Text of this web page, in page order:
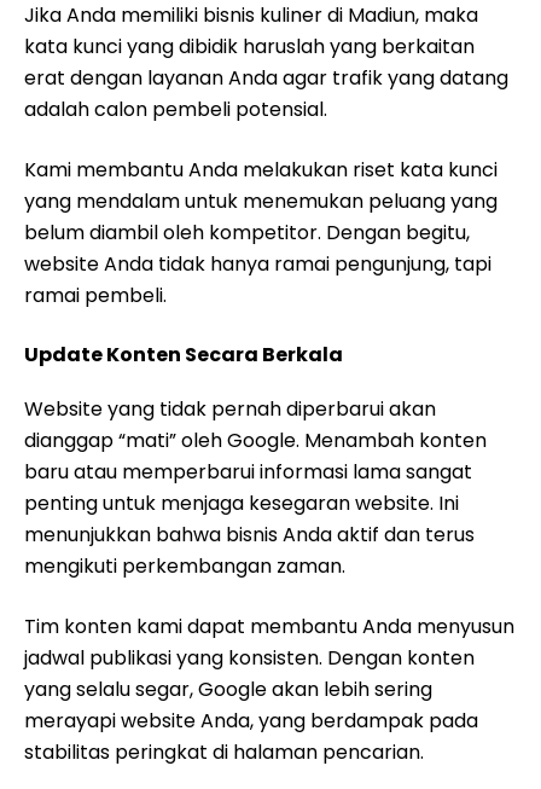
Jika Anda memiliki bisnis kuliner di Madiun, maka
kata kunci yang dibidik haruslah yang berkaitan
erat dengan layanan Anda agar trafik yang datang
adalah calon pembeli potensial.
Kami membantu Anda melakukan riset kata kunci
yang mendalam untuk menemukan peluang yang
belum diambil oleh kompetitor. Dengan begitu,
website Anda tidak hanya ramai pengunjung, tapi
ramai pembeli.
Update Konten Secara Berkala
Website yang tidak pernah diperbarui akan
dianggap “mati” oleh Google. Menambah konten
baru atau memperbarui informasi lama sangat
penting untuk menjaga kesegaran website. Ini
menunjukkan bahwa bisnis Anda aktif dan terus
mengikuti perkembangan zaman.
Tim konten kami dapat membantu Anda menyusun
jadwal publikasi yang konsisten. Dengan konten
yang selalu segar, Google akan lebih sering
merayapi website Anda, yang berdampak pada
stabilitas peringkat di halaman pencarian.